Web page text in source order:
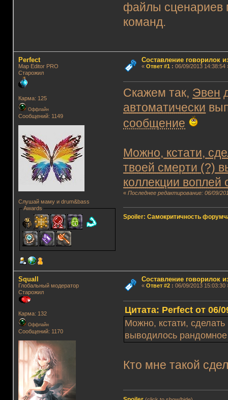
файлы сценариев
команд.
Perfect
Map Editor PRO
Старожил
Карма: 125
Оффлайн
Сообщений: 1149
Слушай маму и drum&bass
Awards
Составление говорилок
« Ответ #1 : 06/09/2013 14:38:54
Скажем так, Эвен
автоматически
сообщение
Можно, кстати,
твоей смерти (?)
коллекции воплей
«Последнее редактирование: 06/09/
Spoiler: Самокритичность
Squall
Глобальный модератор
Старожил
Карма: 132
Оффлайн
Сообщений: 1170
Составление говорилок
« Ответ #2: 06/09/2013 15:03:30
Цитата: Perfect от 06/
Можно, кстати,
выводилось
Кто мне такой